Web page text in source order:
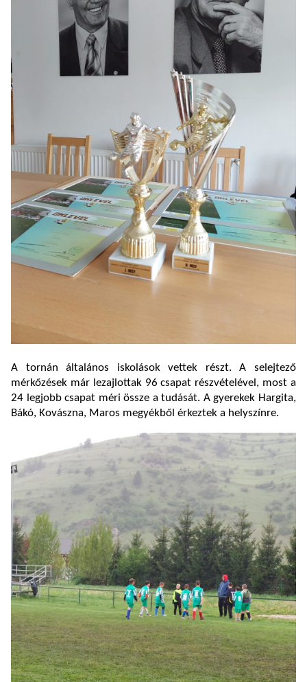
A tornán általános iskolások vettek részt. A selejtező
mérkőzések már lezajlottak 96 csapat részvételével, most a
24 legjobb csapat méri össze a tudását. A gyerekek Hargita,
Bákó, Kovászna, Maros megyékből érkeztek a helyszínre.